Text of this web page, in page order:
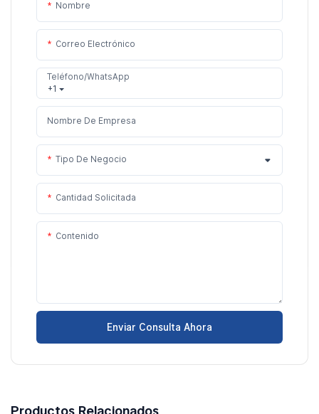
Nombre
Correo Electrónico
+1
Teléfono/WhatsApp
Nombre De Empresa
Tipo De Negocio
Cantidad Solicitada
Contenido
Enviar Consulta Ahora
Productos Relacionados